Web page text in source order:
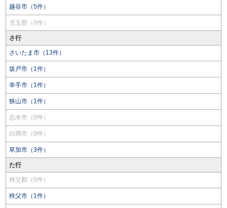
越谷市（5件）
児玉郡（0件）
さ行
さいたま市（13件）
坂戸市（1件）
幸手市（1件）
狭山市（1件）
志木市（0件）
白岡市（0件）
草加市（3件）
た行
秩父郡（0件）
秩父市（1件）